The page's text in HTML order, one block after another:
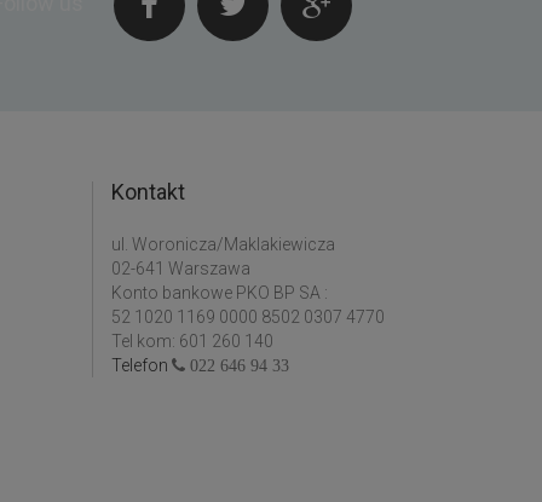
Kontakt
ul. Woronicza/Maklakiewicza
02-641 Warszawa
Konto bankowe PKO BP SA :
52 1020 1169 0000 8502 0307 4770
Tel kom: 601 260 140
Telefon
022 646 94 33